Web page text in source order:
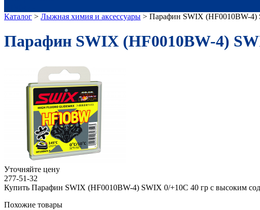
Каталог > Лыжная химия и аксессуары > Парафин SWIX (HF0010BW-4)
Парафин SWIX (HF0010BW-4)
Уточняйте цену
277-51-32
Купить Парафин SWIX (HF0010BW-4) SWIX 0/+10С 40 гр с высоким
Похожие товары